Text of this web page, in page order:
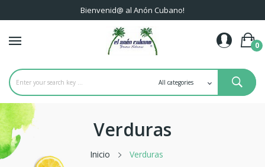
Bienvenid@ al Anón Cubano!
0
Verduras
Inicio Verduras